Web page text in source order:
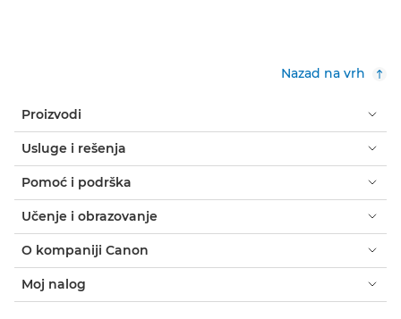
Nazad na vrh
Proizvodi
Usluge i rešenja
Pomoć i podrška
Učenje i obrazovanje
O kompaniji Canon
Moj nalog